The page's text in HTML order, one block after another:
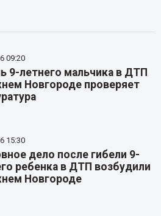
09:20
9-летнего мальчика в ДТП
Новгороде проверяет
15:30
дело после гибели 9-
ребенка в ДТП возбудили
Новгороде